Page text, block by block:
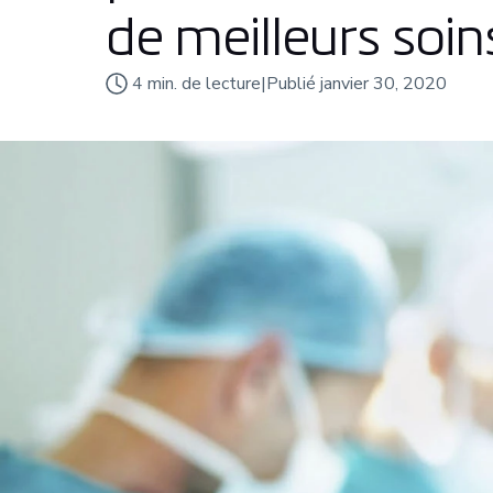
de meilleurs
4 min. de lecture|Publié janvier 30, 2020